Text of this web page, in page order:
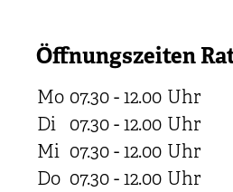
Öffnungszeiten
Mo 07.30 - 12.00 Uhr
Di
07.30 - 12.00 Uhr
Mi 07.30 - 12.00 Uhr
Do 07.30 - 12.00 Uhr